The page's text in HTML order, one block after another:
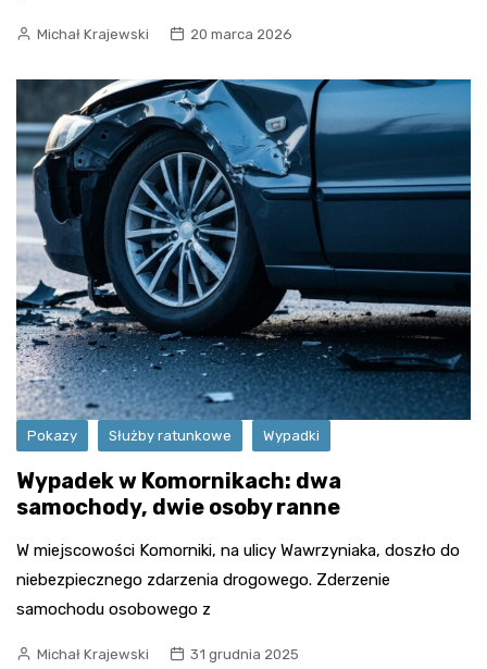
Michał Krajewski 20 marca 2026
Pokazy Służby ratunkowe Wypadki
Wypadek w Komornikach: dwa
samochody, dwie osoby ranne
W miejscowości Komorniki, na ulicy Wawrzyniaka, doszło do
niebezpiecznego zdarzenia drogowego. Zderzenie
samochodu osobowego z
Michał Krajewski 31 grudnia 2025